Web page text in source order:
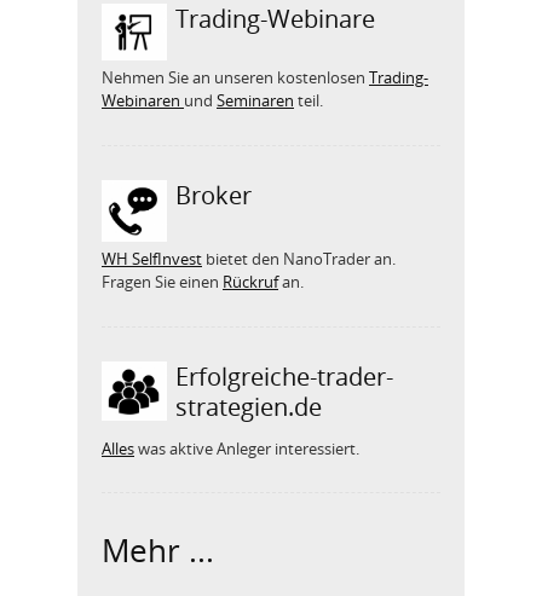
Trading-Webinare
Nehmen Sie an unseren kostenlosen Trading-
Webinaren und Seminaren teil.
Broker
WH SelfInvest bietet den NanoTrader an.
Fragen Sie einen Rückrufan.
Erfolgreiche-trader-
strategien.de
Alleswas aktive Anleger interessiert.
Mehr ...